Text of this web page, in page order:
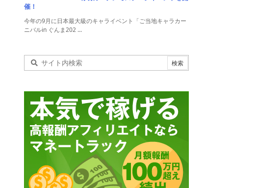
催！
今年の9月に日本最大級のキャライベント「ご当地キャラカー
ニバルin ぐんま202 ...